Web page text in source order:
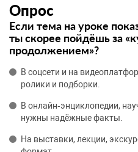
Опрос
Если тема на уроке
ты скорее пойдёшь за
продолжением»?
В соцсети и на
ролики и подборки.
В онлайн‑энциклопедии,
нужны надёжные факты.
На выставки, лекции,